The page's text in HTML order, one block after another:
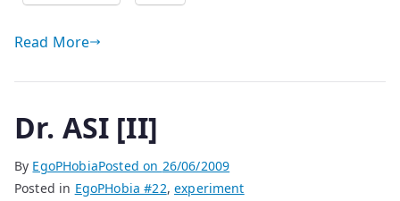
Read More
Dr. ASI [II]
By EgoPHobiaPosted on 26/06/2009
Posted in EgoPHobia #22,experiment